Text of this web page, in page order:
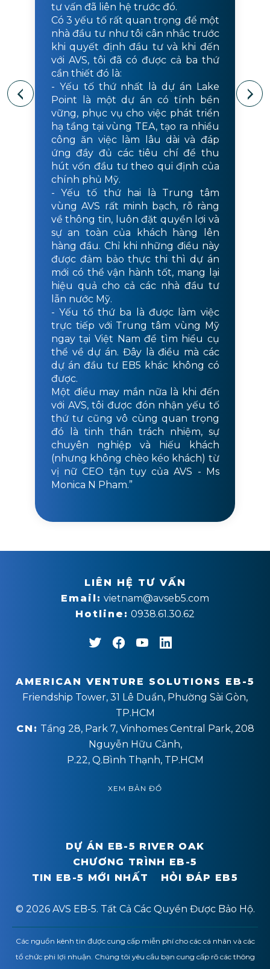
tư vấn đã liên hệ trước đó.
Có 3 yếu tố rất quan trọng để một
nhà đầu tư như tôi cân nhắc trước
khi quyết định đầu tư và khi đến
với AVS, tôi đã có được cả ba thứ
cần thiết đó là:
- Yếu tố thứ nhất là dự án Lake
Point là một dự án có tính bền
vững, phục vụ cho việc phát triển
hạ tầng tại vùng TEA, tạo ra nhiều
công ăn việc làm lâu dài và đáp
ứng đầy đủ các tiêu chí để thu
hút vốn đầu tư theo qui định của
chính phủ Mỹ.
- Yếu tố thứ hai là Trung tâm
vùng AVS rất minh bạch, rõ ràng
về thông tin, luôn đặt quyền lợi và
sự an toàn của khách hàng lên
hàng đầu. Chỉ khi những điều này
được đảm bảo thực thi thì dự án
mới có thể vận hành tốt, mang lại
hiệu quả cho cả các nhà đầu tư
lẫn nước Mỹ.
- Yếu tố thứ ba là được làm việc
trực tiếp với Trung tâm vùng Mỹ
ngay tại Việt Nam để tìm hiểu cụ
thể về dự án. Đây là điều mà các
dự án đầu tư EB5 khác không có
được.
Một điều may mắn nữa là khi đến
với AVS, tôi được đón nhận yếu tố
thứ tư cũng vô cùng quan trọng
đó là tinh thần trách nhiệm, sự
chuyên nghiệp và hiếu khách
(nhưng không chèo kéo khách) từ
vị nữ CEO tận tụy của AVS - Ms
Monica N Pham.”
LIÊN HỆ TƯ VẤN
Email: vietnam@avseb5.com
Hotline: 0938.61.30.62
AMERICAN VENTURE SOLUTIONS EB-5
Friendship Tower, 31 Lê Duẩn, Phường Sài Gòn,
TP.HCM
CN: Tầng 28, Park 7, Vinhomes Central Park, 208
Nguyễn Hữu Cảnh,
P.22, Q.Bình Thạnh, TP.HCM
XEM BẢN ĐỒ
DỰ ÁN EB-5 RIVER OAK
CHƯƠNG TRÌNH EB-5
TIN EB-5 MỚI NHẤT
HỎI ĐÁP EB5
© 2026 AVS EB-5. Tất Cả Các Quyền Được Bảo Hộ.
Các nguồn kênh tin được cung cấp miễn phí cho các cá nhân và các
tổ chức phi lợi nhuận. Chúng tôi yêu cầu bạn cung cấp rõ các thông